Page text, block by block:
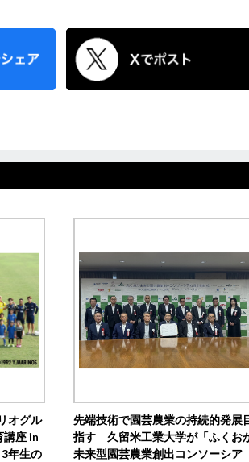
オグル
講座 in
年生の
先端技術で園芸農業の持続的発展
指す 久留米工業大学が「ふくお
未来型園芸農業創出コンソーシア